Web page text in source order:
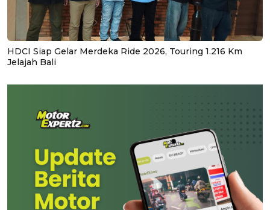
HDCI Siap Gelar Merdeka Ride 2026, Touring 1.216 Km
Jelajah Bali